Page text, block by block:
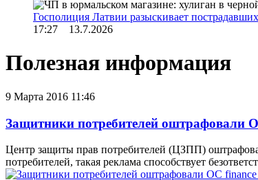
Госполиция Латвии разыскивает
17:27 13.7.2026
Полезная информация
9 Марта 2016 11:46
Защитники потребителей оштрафовали
Центр защиты прав потребителей (ЦЗПП)
потребителей, такая реклама способствует